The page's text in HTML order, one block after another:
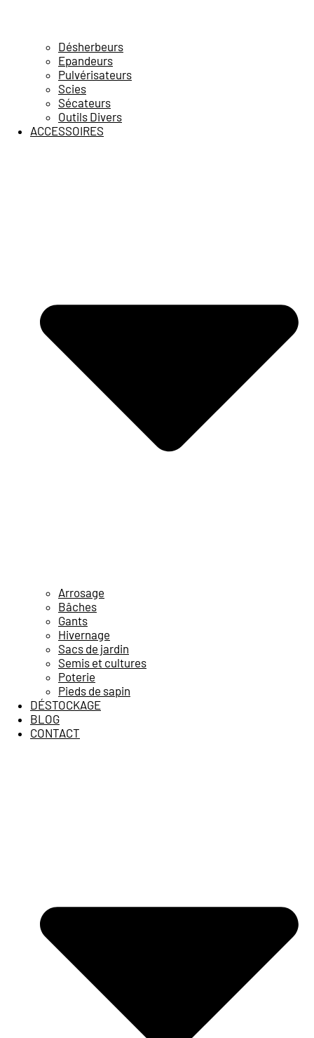
Désherbeurs
Epandeurs
Pulvérisateurs
Scies
Sécateurs
Outils Divers
ACCESSOIRES
Arrosage
Bâches
Gants
Hivernage
Sacs de jardin
Semis et cultures
Poterie
Pieds de sapin
DÉSTOCKAGE
BLOG
CONTACT